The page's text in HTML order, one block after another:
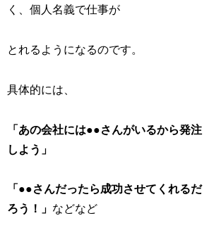
く、個人名義で仕事が
とれるようになるのです。
具体的には、
「あの会社には●●さんがいるから発注
しよう」
「●●さんだったら成功させてくれるだ
ろう！」 などなど